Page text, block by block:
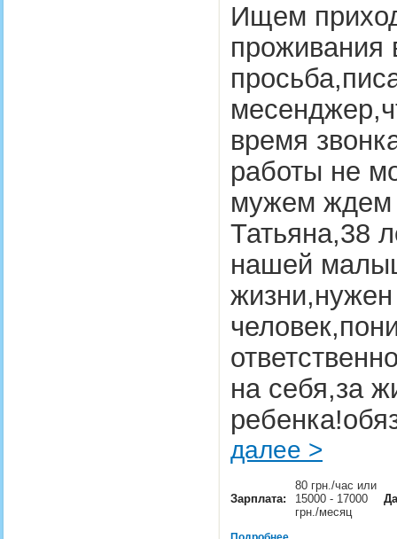
Ищем
проживания
время
работы не
мужем ждем
Татьяна,38
нашей
жизни,нужен
на себя,за
далее >
Зарплата:
80 грн./час или
15000 - 17000
грн./месяц